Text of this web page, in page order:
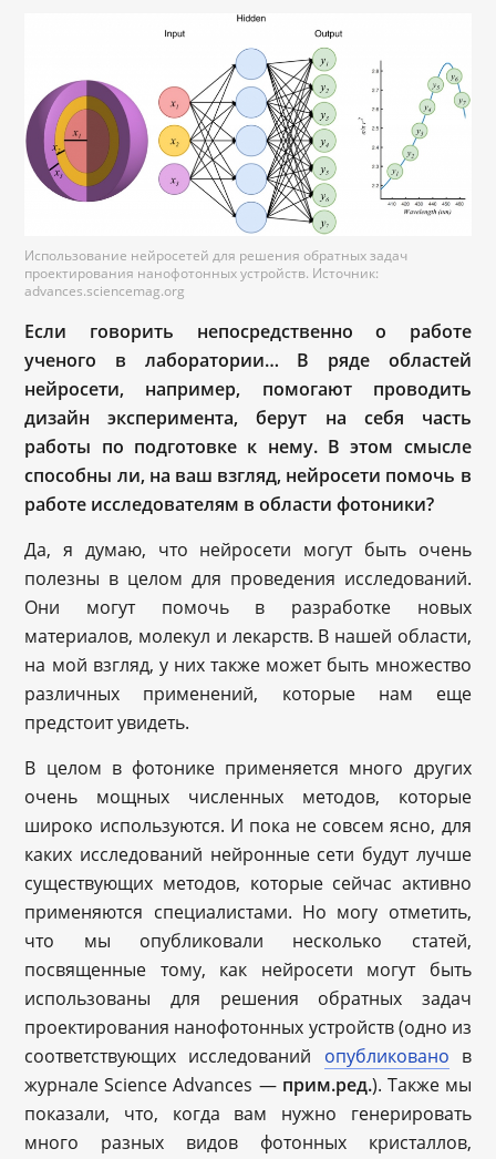
Использование нейросетей для решения обратных задач
проектирования нанофотонных устройств. Источник:
advances.sciencemag.org
Если говорить непосредственно о работе
ученого в лаборатории… В ряде областей
нейросети, например, помогают проводить
дизайн эксперимента, берут на себя часть
работы по подготовке к нему. В этом смысле
способны ли, на ваш взгляд, нейросети помочь в
работе исследователям в области фотоники?
Да, я думаю, что нейросети могут быть очень
полезны в целом для проведения исследований.
Они могут помочь в разработке новых
материалов, молекул и лекарств. В нашей области,
на мой взгляд, у них также может быть множество
различных применений, которые нам еще
предстоит увидеть.
В целом в фотонике применяется много других
очень мощных численных методов, которые
широко используются. И пока не совсем ясно, для
каких исследований нейронные сети будут лучше
существующих методов, которые сейчас активно
применяются специалистами. Но могу отметить,
что мы опубликовали несколько статей,
посвященные тому, как нейросети могут быть
использованы для решения обратных задач
проектирования нанофотонных устройств (одно из
соответствующих исследований опубликовано в
журнале Science Advances — прим.ред.). Также мы
показали, что, когда вам нужно генерировать
много разных видов фотонных кристаллов,